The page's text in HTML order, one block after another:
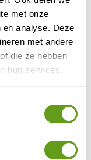
met onze
analyse. Deze
met andere
die ze hebben
hun services.